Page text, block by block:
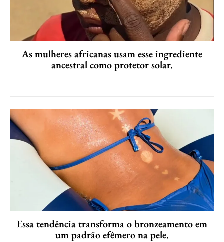
As mulheres africanas usam esse ingrediente
ancestral como protetor solar.
Essa tendência transforma o bronzeamento em
um padrão efêmero na pele.